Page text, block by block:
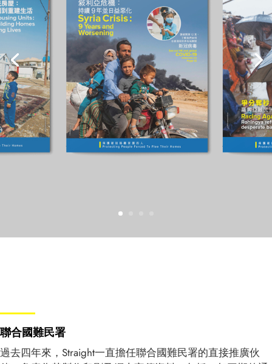
聯合國難民署
過去四年來， Straight一直擔任聯合國難民署的直接推廣伙